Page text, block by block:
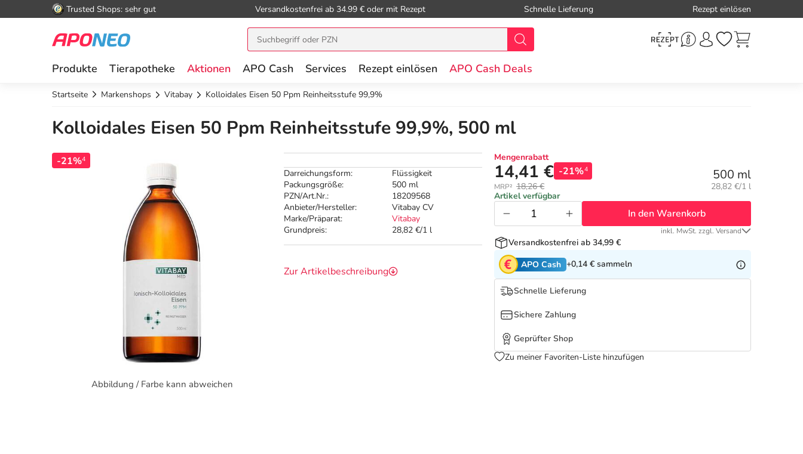
Trusted Shops: sehr gut Versandkostenfrei ab 34.99 € oder mit Rezept Schnelle Lieferung Rezept einlösen
Produkte Tierapotheke Aktionen APO Cash Services Rezept einlösen APO Cash Deals
Startseite Markenshops Vitabay Kolloidales Eisen 50 Ppm Reinheitsstufe 99,9%
Kolloidales Eisen 50 Ppm Reinheitsstufe 99,9%, 500 ml
-21%4
Abbildung / Farbe kann abweichen
Darreichungsform:
Flüssigkeit
Packungsgröße:
500 ml
PZN/Art.Nr.:
18209568
Anbieter/Hersteller:
Vitabay CV
Marke/Präparat:
Vitabay
Grundpreis:
28,82 €/1 l
Zur Artikelbeschreibung
Mengenrabatt
14,41 € -21%4
MRP² 18,26 €
500 ml
Grundpreis:
28,82 €/1 l
Artikel verfügbar
In den Warenkorb
inkl. MwSt. zzgl. Versand
Versandkostenfrei ab 34,99 €
APO Cash +0,14 € sammeln
Schnelle Lieferung
Sichere Zahlung
Geprüfter Shop
Zu meiner Favoriten-Liste hinzufügen